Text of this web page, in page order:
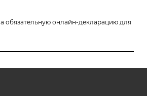
обязательную онлайн-декларацию для